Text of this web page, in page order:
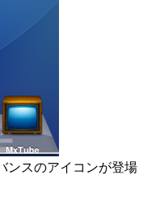
ンスのアイコンが登場